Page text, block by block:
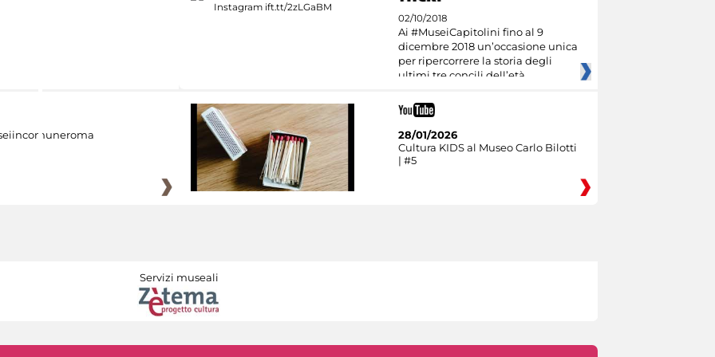
02/10/2018
Ai #MuseiCapitolini fino al 9
dicembre 2018 un’occasione unica
per ripercorrere la storia degli
ultimi tre concili dell’età
28/01/2026
Cultura KIDS al Museo Carlo Bilotti
| #5
Servizi museali